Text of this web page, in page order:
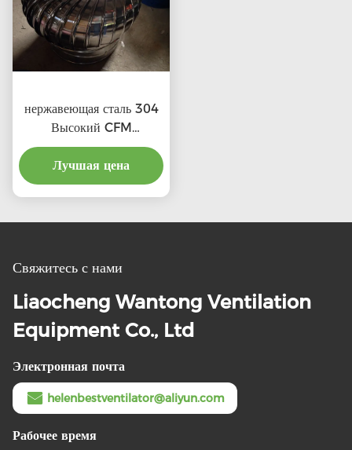
нержавеющая сталь 304
Высокий CFM
выхлопные крышевые
вентиляторы с льготной
ценой
Лучшая цена
Свяжитесь с нами
Liaocheng Wantong Ventilation
Equipment Co., Ltd
Электронная почта
helenbestventilator@aliyun.com
Рабочее время